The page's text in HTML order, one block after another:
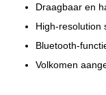
Draagbaar en
High-resolution
Bluetooth-
Volkomen